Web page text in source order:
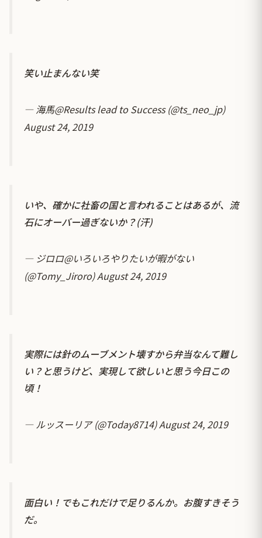
笑い止まんない笑
— 海馬@Results lead to Success (@ts_neo_jp)
August 24, 2019
いや、確かに社畜の国と言われることはあるが、流
石にオーバー過ぎないか？(汗)
— ジロロ@いろいろやりたいが暇がない
(@Tomy_Jiroro)August 24, 2019
実際には針のムーブメント壊すから弁当なんて難し
い？と思うけど、実現して欲しいと思う今日この
頃！
— ルッスーリア (@Today8714)August 24, 2019
面白い！でもこれだけで足りるんか。お腹すきそう
だ。